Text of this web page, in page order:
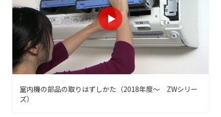
室内機の部品の取りはずしかた（2018年度～ ZWシリー
ズ）